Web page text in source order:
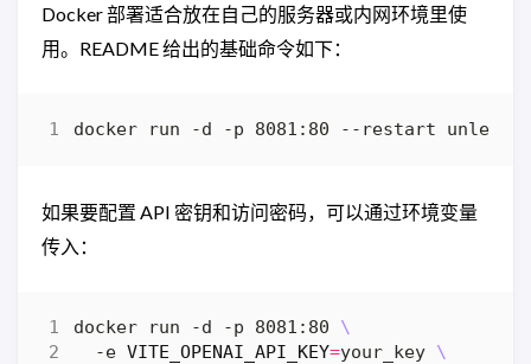
Docker 部署适合放在自己的服务器或内网环境里使
用。README 给出的基础命令如下：
如果要配置 API 密钥和访问密码，可以通过环境变量
传入：
docker run -d -p 8081:80
  -e
VITE_OPENAI_API_KEY=your_key